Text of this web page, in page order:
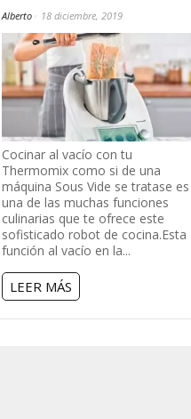
Alberto 18 diciembre, 2019
Cocinar al vacío con tu
Thermomix como si de una
máquina Sous Vide se tratase es
una de las muchas funciones
culinarias que te ofrece este
sofisticado robot de cocina.Esta
función al vacío en la...
LEER MÁS